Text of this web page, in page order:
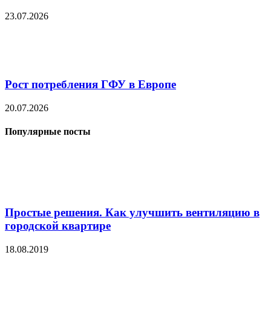
23.07.2026
Рост потребления ГФУ в Европе
20.07.2026
Популярные посты
Простые решения. Как улучшить вентиляцию в
городской квартире
18.08.2019